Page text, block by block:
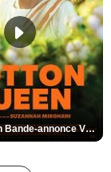
Cotton Queen Bande-annonce VO STFR